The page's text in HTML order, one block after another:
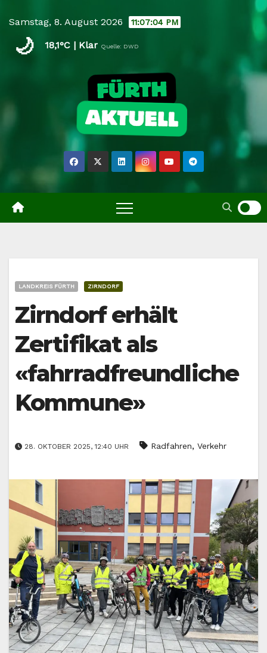
content
Samstag, 8. August 2026 11:07:05 PM
🌙 18,1°C | Klar Quelle: DWD
LANDKREIS FÜRTH ZIRNDORF
Zirndorf erhält
Zertifikat als
«fahrradfreundliche
Kommune»
28. OKTOBER 2025, 12:40 UHR Radfahren, Verkehr